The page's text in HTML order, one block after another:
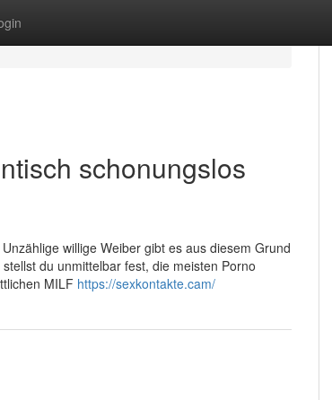
schonungslos
willige Weiber gibt es aus diesem Grund
du unmittelbar fest, die meisten Porno
MILF https://sexkontakte.cam/